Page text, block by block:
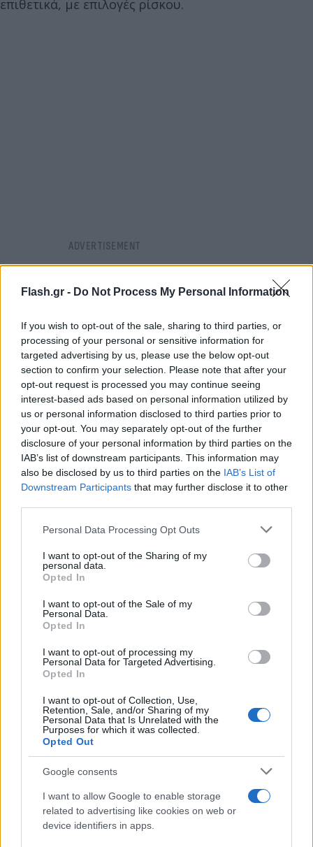
Flash.gr - Do Not Process My Personal Information
If you wish to opt-out of the sale, sharing to third parties, or
processing of your personal or sensitive information for
targeted advertising by us, please use the below opt-out
section to confirm your selection. Please note that after your
opt-out request is processed you may continue seeing
interest-based ads based on personal information utilized by
us or personal information disclosed to third parties prior to
your opt-out. You may separately opt-out of the further
disclosure of your personal information by third parties on the
IAB’s list of downstream participants. This information may
also be disclosed by us to third parties on the IAB’s List of
Downstream Participants that may further disclose it to other
Please note that this website/app uses one or more Google
not limited to your visit or usage behaviour. You may click to
grant or deny consent to Google and its third-party tags to
use your data for below specified purposes in below Google
consent section.
Personal Data Processing Opt Outs
I want to opt-out of the Sharing of my
personal data.
Opted In
I want to opt-out of the Sale of my
Personal Data.
Opted In
I want to opt-out of processing my
Personal Data for Targeted Advertising.
Opted In
I want to opt-out of Collection, Use,
Retention, Sale, and/or Sharing of my
Personal Data that Is Unrelated with the
Purposes for which it was collected.
Opted Out
Google consents
I want to allow Google to enable storage
related to advertising like cookies on web or
device identifiers in apps.
επιθετικά, με επιλογές ρίσκου.
Η στοιχηματική πρόταση του BetMarket.gr
Στα παιχνίδια της ΑΕΚ Β’ ο ρυθμός είναι πολύ
είναι αναγκασμένοι να ρισκάρουν για τη νίκη,
οπότε περιμένουμε συνολικά ένα ανοιχτό παιχνίδι.
Στοιχηματικά, θα πάμε με το Goal/Goal , που
προσφέρεται σε απόδοση 2.05 από τις